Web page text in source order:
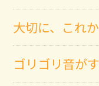
大切に、これ
ゴリゴリ音が